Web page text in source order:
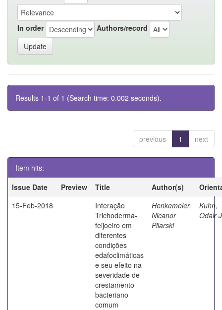
In order Authors/record
Results 1-1 of 1 (Search time: 0.002 seconds).
previous 1 next
Item hits:
Issue Date
Preview Title Author(s)
15-Feb-2018
Interação
Trichoderma-
feijoeiro em
diferentes
condições
edafoclimáticas
e seu efeito na
severidade de
crestamento
bacteriano
comum
Henkemeier,
Nicanor
Pilarski
Kuhn,
Odair